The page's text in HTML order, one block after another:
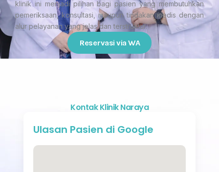
klinik ini menjadi pilihan bagi pasien yang membutuhkan
pemeriksaan, konsultasi, maupun tindakan medis dengan
alur pelayanan yang jelas dan terstruktur.
Reservasi via WA
Kontak Klinik Naraya
Ulasan Pasien di Google